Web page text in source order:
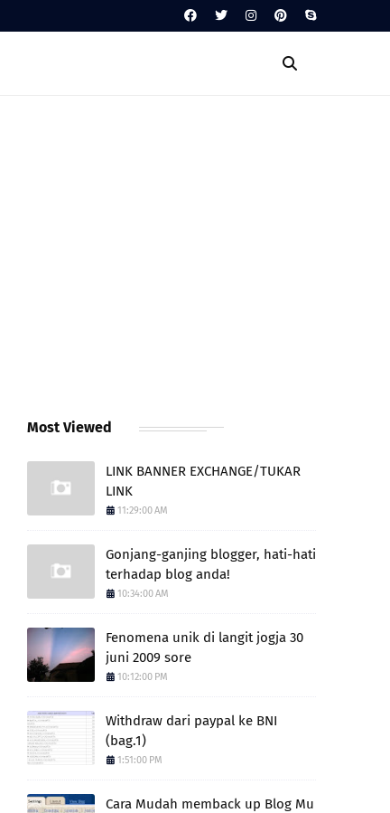
Most Viewed
LINK BANNER EXCHANGE/TUKAR
LINK
11:29:00 AM
Gonjang-ganjing blogger, hati-hati
terhadap blog anda!
10:34:00 AM
Fenomena unik di langit jogja 30
juni 2009 sore
10:12:00 PM
Withdraw dari paypal ke BNI
(bag.1)
1:51:00 PM
Cara Mudah memback up Blog Mu